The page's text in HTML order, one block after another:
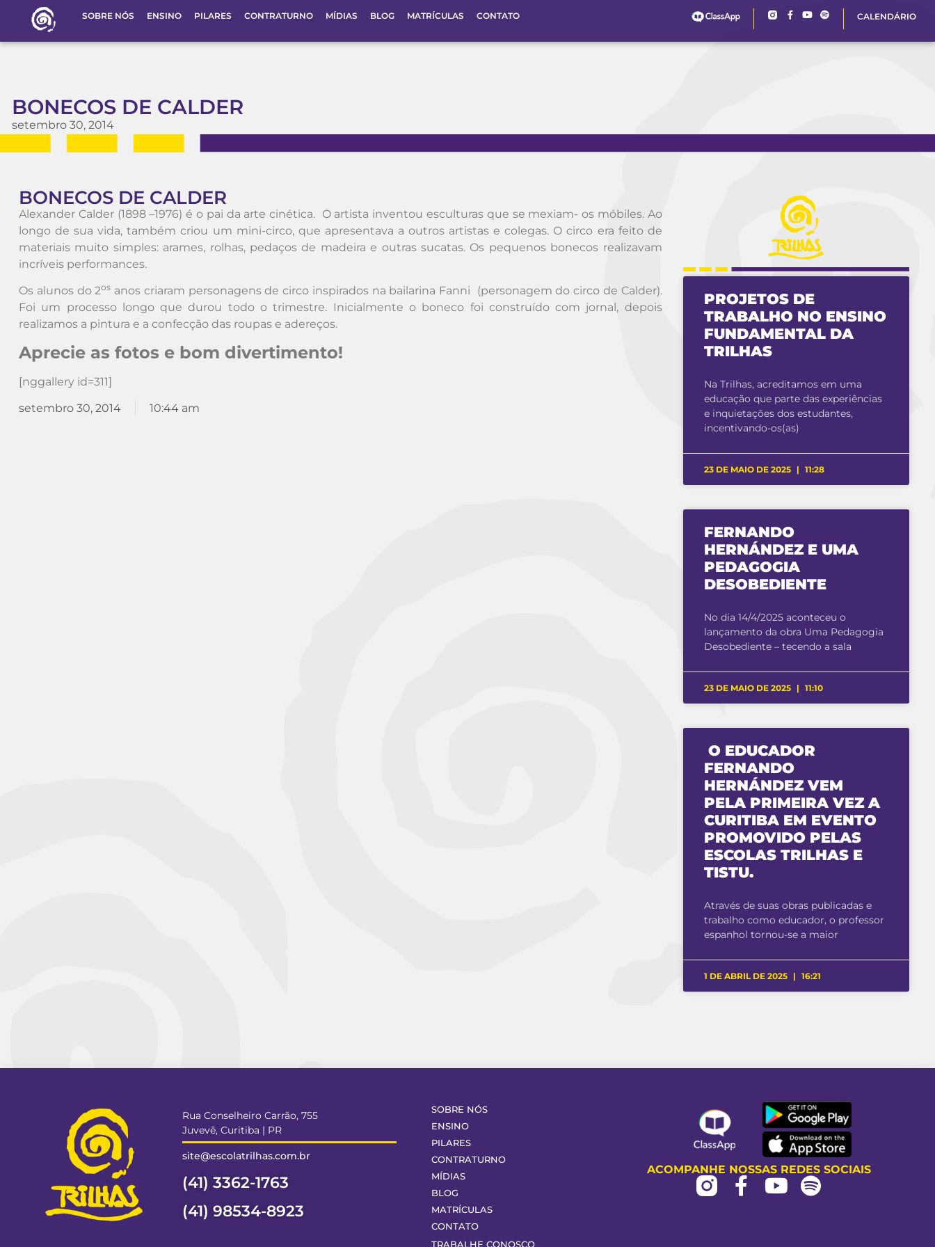
SOBRE NÓS ENSINO PILARES CONTRATURNO MÍDIAS BLOG MATRÍCULAS CONTATO CALENDÁRIO
BONECOS DE CALDER
setembro 30, 2014
BONECOS DE CALDER
Alexander Calder (1898 –1976) é o pai da arte cinética. O artista inventou esculturas que se mexiam- os móbiles. Ao
longo de sua vida, também criou um mini-circo, que apresentava a outros artistas e colegas. O circo era feito de
materiais muito simples: arames, rolhas, pedaços de madeira e outras sucatas. Os pequenos bonecos realizavam
incríveis performances.
Os alunos do 2os anos criaram personagens de circo inspirados na bailarina Fanni (personagem do circo de Calder).
Foi um processo longo que durou todo o trimestre. Inicialmente o boneco foi construído com jornal, depois
realizamos a pintura e a confecção das roupas e adereços.
Aprecie as fotos e bom divertimento!
[nggallery id=311]
setembro 30, 2014 10:44 am
PROJETOS DE
TRABALHO NO ENSINO
FUNDAMENTAL DA
TRILHAS
Na Trilhas, acreditamos em uma
educação que parte das experiências
e inquietações dos estudantes,
incentivando-os(as)
23 DE MAIO DE 2025 11:28
FERNANDO
HERNÁNDEZ E UMA
PEDAGOGIA
DESOBEDIENTE
No dia 14/4/2025 aconteceu o
lançamento da obra Uma Pedagogia
Desobediente – tecendo a sala
23 DE MAIO DE 2025 11:10
O EDUCADOR
FERNANDO
HERNÁNDEZ VEM
PELA PRIMEIRA VEZ A
CURITIBA EM EVENTO
PROMOVIDO PELAS
ESCOLAS TRILHAS E
TISTU.
Através de suas obras publicadas e
trabalho como educador, o professor
espanhol tornou-se a maior
1 DE ABRIL DE 2025 16:21
Rua Conselheiro Carrão, 755
Juvevê, Curitiba | PR
site@escolatrilhas.com.br
(41) 3362-1763
(41) 98534-8923
SOBRE NÓS
ENSINO
PILARES
CONTRATURNO
MÍDIAS
BLOG
MATRÍCULAS
CONTATO
TRABALHE CONOSCO
ACOMPANHE NOSSAS REDES SOCIAIS